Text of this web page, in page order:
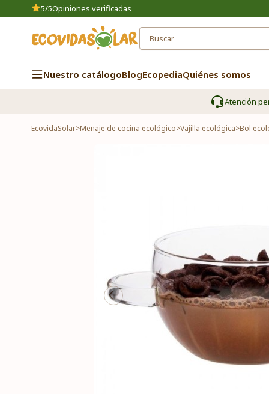
5/5Opiniones verificadas
Nuestro catálogoBlogEcopediaQuiénes somos
Atención
EcovidaSolar>Menaje de cocina ecológico>Vajilla ecológica>Bol